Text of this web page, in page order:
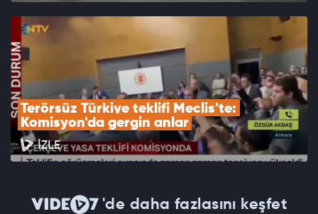
Terörsüz Türkiye teklifi Meclis'te:
Komisyon'da gergin anlar
İZLE
'de daha fazlasını keşfet